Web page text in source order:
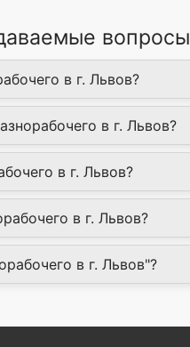
вопросы
в г. Львов?
в г. Львов?
в г. Львов?
в г. Львов?
в г. Львов"?